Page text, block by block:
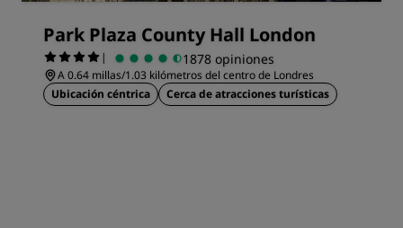
Park Plaza County Hall London
| 1878 opiniones
A 0.64 millas/1.03 kilómetros del centro de Londres
Ubicación céntrica
Cerca de atracciones turísticas